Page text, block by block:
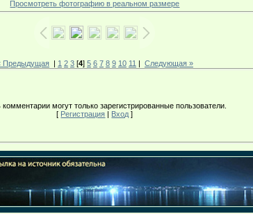
Просмотреть фотографию в реальном размере
Предыдущая| 1 2 3[4] 5 6 7 8 9 10 11 | Следующая »
комментарии могут только зарегистрированные пользователи.
[ Регистрация | Вход ]